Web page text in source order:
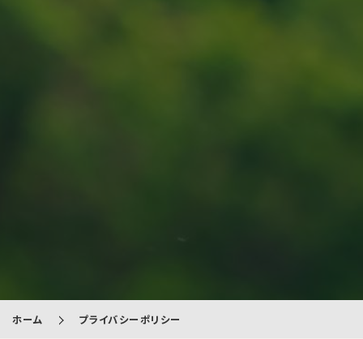
ホーム プライバシーポリシー